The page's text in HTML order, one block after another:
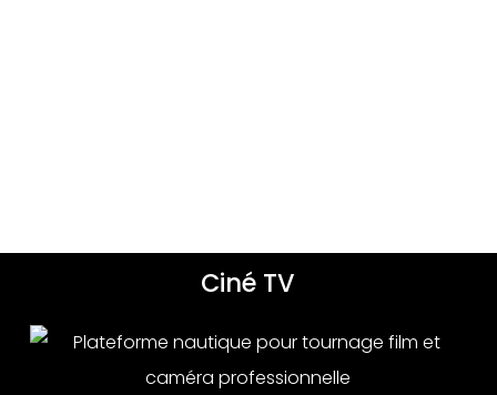
Ciné TV